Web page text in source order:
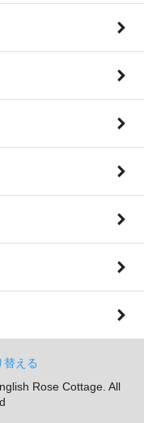
替える
Rose Cottage. All